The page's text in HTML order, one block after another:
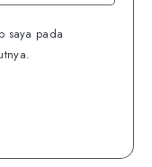
saya pada